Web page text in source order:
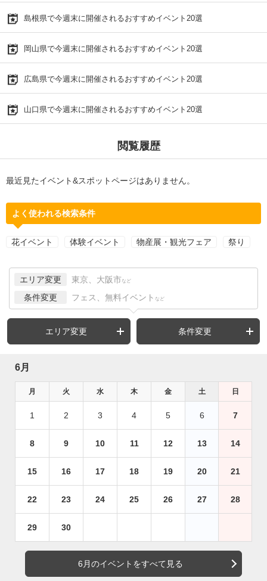
島根県で今週末に開催されるおすすめイベント20選
岡山県で今週末に開催されるおすすめイベント20選
広島県で今週末に開催されるおすすめイベント20選
山口県で今週末に開催されるおすすめイベント20選
閲覧履歴
最近見たイベント&スポットページはありません。
よく使われる検索条件
花イベント 体験イベント 物産展・観光フェア 祭り
エリア変更 東京、大阪市 など
条件変更 フェス、無料イベント など
エリア変更 条件変更
6月
月 火 水 木 金 土 日
1 2 3 4 5 6 7
8 9 10 11 12 13 14
15 16 17 18 19 20 21
22 23 24 25 26 27 28
29 30
6月のイベントをすべて見る